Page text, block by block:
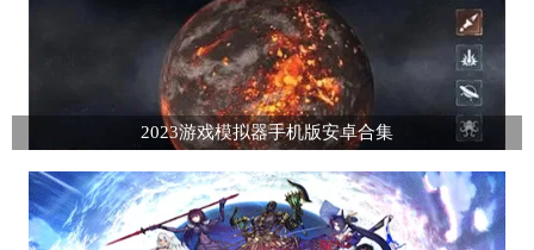
2023游戏模拟器手机版安卓合集